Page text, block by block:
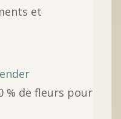
et
% de fleurs pour